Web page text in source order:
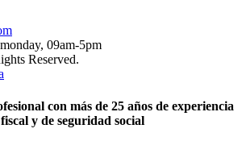
09am-5pm
Reserved.
con más de 25 años de experiencia
y de seguridad social